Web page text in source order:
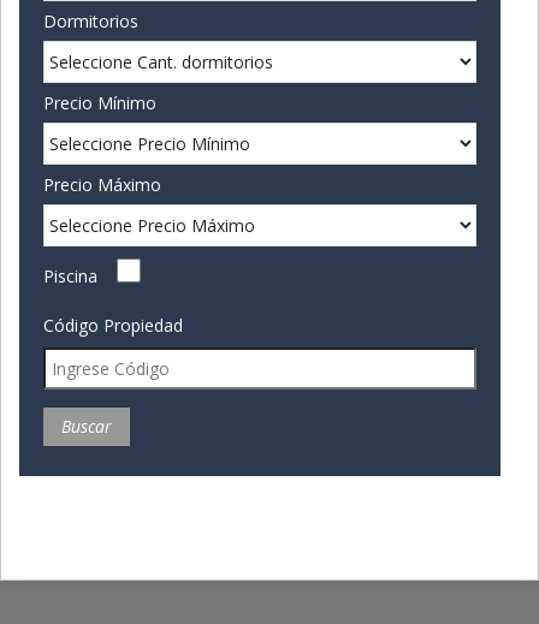
Dormitorios
Precio Mínimo
Precio Máximo
Piscina
Código Propiedad